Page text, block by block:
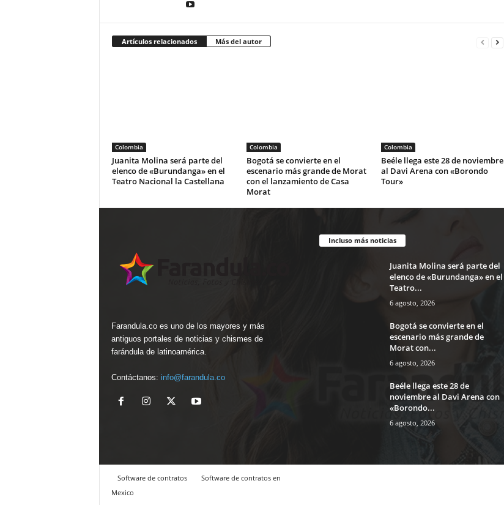
Artículos relacionados Más del autor
Colombia
Juanita Molina será parte del
elenco de «Burundanga» en el
Teatro Nacional la Castellana
Colombia
Bogotá se convierte en el
escenario más grande de Morat
con el lanzamiento de Casa
Morat
Colombia
Beéle llega este 28 de noviembre
al Davi Arena con «Borondo
Tour»
Farandula.co es uno de los mayores y más
antiguos portales de noticias y chismes de
farándula de latinoamérica.
Contáctanos: info@farandula.co
Incluso más noticias
Juanita Molina será parte del
elenco de «Burundanga» en el
Teatro...
6 agosto, 2026
Bogotá se convierte en el
escenario más grande de
Morat con...
6 agosto, 2026
Beéle llega este 28 de
noviembre al Davi Arena con
«Borondo...
6 agosto, 2026
Software de contratos
Software de contratos en
Mexico